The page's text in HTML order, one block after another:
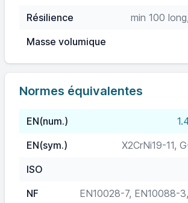
Résilience
min 100
Masse volumique
Normes équivalentes
EN(num.)
EN(sym.)
X2CrNi19-11,
ISO
NF
EN10028-7, EN10088-